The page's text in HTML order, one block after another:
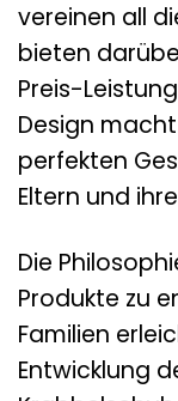
vereinen all
bieten
Preis-
Design
perfekten
Eltern und
Die
Produkte zu
Familien
Entwicklung